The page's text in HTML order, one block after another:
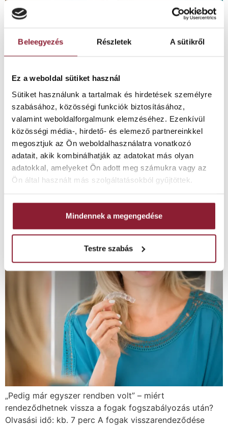
Beleegyezés Részletek A sütikről
Ez a weboldal sütiket használ
Sütiket használunk a tartalmak és hirdetések személyre
szabásához, közösségi funkciók biztosításához,
valamint weboldalforgalmunk elemzéséhez. Ezenkívül
közösségi média-, hirdető- és elemező partnereinkkel
megosztjuk az Ön weboldalhasználatra vonatkozó
adatait, akik kombinálhatják az adatokat más olyan
adatokkal, amelyeket Ön adott meg számukra vagy az
Ön által használt más szolgáltatásokból gyűjtöttek.
Mindennek a megengedése
Testre szabás
Dr. Kocsis András Fogszabályzó Centrum Milyen
rövid kérdéssel segítünk átgondolni, milyen
szempontokat érdemes szakorvosi konzultáción
tisztázni. Az eredmény tájékoztató jellegű, nem
diagnózis és nem végleges kezelési terv. Pontos választ
szakorvosi vizsgálat után lehet adni. Elindítom a
tájékozódót 1/9 Vissza Tájékoztató értékelés A válaszai
alapján ezek a szempontok lehetnek fontosak: Ez […]
fogszabályozás után
„Pedig már egyszer rendben volt” – miért
rendeződhetnek vissza a fogak fogszabályozás után?
Olvasási idő: kb. 7 perc A fogak visszarendeződése